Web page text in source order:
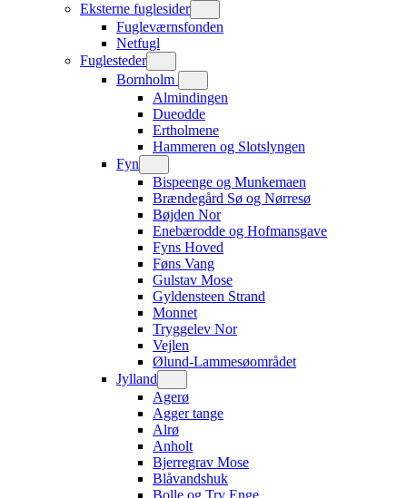
Eksterne fuglesider
Fugleværnsfonden
Netfugl
Fuglesteder
Bornholm
Almindingen
Dueodde
Ertholmene
Hammeren og Slotslyngen
Fyn
Bispeenge og Munkemaen
Brændegård Sø og Nørresø
Bøjden Nor
Enebærodde og Hofmansgave
Fyns Hoved
Føns Vang
Gulstav Mose
Gyldensteen Strand
Monnet
Tryggelev Nor
Vejlen
Ølund-Lammesøområdet
Jylland
Agerø
Agger tange
Alrø
Anholt
Bjerregrav Mose
Blåvandshuk
Bolle og Try Enge